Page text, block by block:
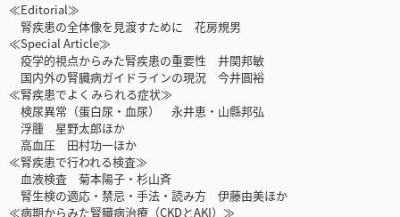
≪Editorial≫
腎疾患の全体像を見渡すために 花房規男
≪Special Article≫
疫学的視点からみた腎疾患の重要性 井関邦敏
国内外の腎臓病ガイドラインの現況 今井圓裕
≪腎疾患でよくみられる症状≫
検尿異常（蛋白尿・血尿） 永井恵・山縣邦弘
浮腫 星野太郎ほか
高血圧 田村功一ほか
≪腎疾患で行われる検査≫
血液検査 菊本陽子・杉山斉
腎生検の適応・禁忌・手法・読み方 伊藤由美ほか
≪病期からみた腎臓病治療（CKDとAKI）≫